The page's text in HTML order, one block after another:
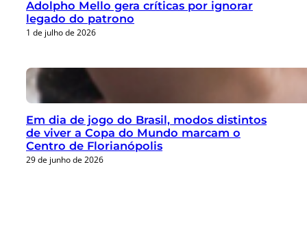
Adolpho Mello gera críticas por ignorar
legado do patrono
1 de julho de 2026
Em dia de jogo do Brasil, modos distintos
de viver a Copa do Mundo marcam o
Centro de Florianópolis
29 de junho de 2026